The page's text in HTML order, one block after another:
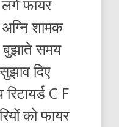
फायर
शामक
बुझाते समय
दिए
C F
को फायर